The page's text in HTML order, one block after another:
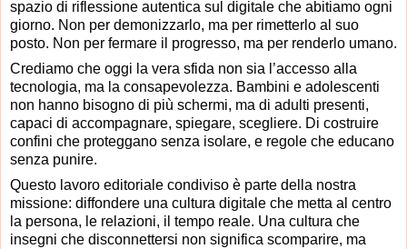
spazio di riflessione autentica sul digitale che abitiamo ogni
giorno. Non per demonizzarlo, ma per rimetterlo al suo
posto. Non per fermare il progresso, ma per renderlo umano.
Crediamo che oggi la vera sfida non sia l’accesso alla
tecnologia, ma la consapevolezza. Bambini e adolescenti
non hanno bisogno di più schermi, ma di adulti presenti,
capaci di accompagnare, spiegare, scegliere. Di costruire
confini che proteggano senza isolare, e regole che educano
senza punire.
Questo lavoro editoriale condiviso è parte della nostra
missione: diffondere una cultura digitale che metta al centro
la persona, le relazioni, il tempo reale. Una cultura che
insegni che disconnettersi non significa scomparire, ma